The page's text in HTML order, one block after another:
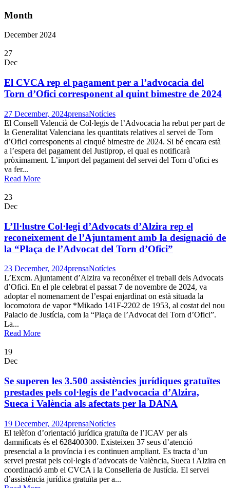
Month
December 2024
27
Dec
El CVCA rep el pagament per a l’advocacia del
Torn d’Ofici corresponent al quint bimestre de 2024
27 December, 2024prensaNotícies
El Consell Valencià de Col·legis de l’Advocacia ha rebut per part de
la Generalitat Valenciana les quantitats relatives al servei de Torn
d’Ofici corresponents al cinqué bimestre de 2024. Si bé encara està
a l’espera del pagament del Justiprop, el qual es notificarà
pròximament. L’import del pagament del servei del Torn d’ofici es
va fer...
Read More
23
Dec
L’Il·lustre Col·legi d’Advocats d’Alzira rep el
reconeixement de l’Ajuntament amb la designació de
la “Plaça de l’Advocat del Torn d’Ofici”
23 December, 2024prensaNotícies
L’Excm. Ajuntament d’Alzira va reconéixer el treball dels Advocats
d’Ofici. En el ple celebrat el passat 7 de novembre de 2024, va
adoptar el nomenament de l’espai enjardinat on està situada la
locomotora de vapor *Mikado 141F-2202 de 1953, al costat del nou
Palacio de Justícia, com la “Plaça de l’Advocat del Torn d’Ofici”.
La...
Read More
19
Dec
Se superen les 3.500 assistències jurídiques gratuïtes
prestades pels col·legis de l’advocacia d’Alzira,
Sueca i València als afectats per la DANA
19 December, 2024prensaNotícies
El telèfon d’orientació jurídica gratuïta de l’ICAV per als
damnificats és el 628400300. Existeixen 37 seus d’atenció
presencial a la província i es continuen ampliant. Es tracta d’un
servei prestat pels col·legis d’advocats de València, Sueca i Alzira en
coordinació amb el CVCA i la Conselleria de Justícia. El servei
d’assistència jurídica gratuïta per a...